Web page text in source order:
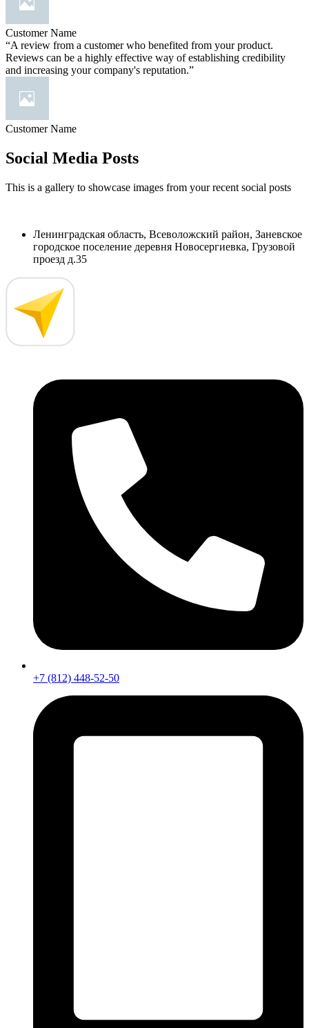
Customer Name
“A review from a customer who benefited from your product.
Reviews can be a highly effective way of establishing credibility
and increasing your company's reputation.”
Customer Name
Social Media Posts
This is a gallery to showcase images from your recent social posts
Ленинградская область, Всеволожский район, Заневское
городское поселение деревня Новосергиевка, Грузовой
проезд д.35
+7 (812) 448-52-50